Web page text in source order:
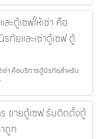
ะตู้เซฟให้เช่า คือ
ภัยและเช่าตู้เซฟ ตู้
ช่า คือบริการตู้นิรภัยสำหรับ
ขายตู้เซฟ รับติดตั้งตู้
ถูก